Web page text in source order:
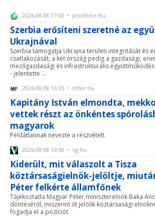
2026.08.08 17:00 • profitline.hu
Szerbia erősíteni szeretné az
Ukrajnával
Szerbia támogatja Ukrajna területi integritását és
csatlakozását, a két ország pedig a gazdasági,
mezőgazdasági és infrastrukturális
- jelentette ...
2026.08.08 16:55 • mfor.hu
Kapitány István elmondta,
vettek részt az önkéntes
magyarok
Példátlannak nevezte a részvételt.
2026.08.08 16:50 • vg.hu
Kiderült, mit válaszolt a Tisza
köztársaságielnök-jelöltje,
Péter felkérte államfőnek
Tájékoztatta Magyar Péter miniszterelnök Baka
döntéséről, miszerint őt jelölik köztársasági
fogadja el a pozíciót.